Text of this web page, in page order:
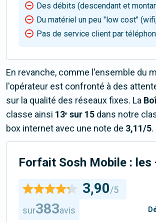
Des débits (descendant et
Du matériel un peu "low cost"
Pas de service client par
En revanche, comme l'ensemble du
l'opérateur est confronté à des
sur la qualité des réseaux fixes. La
classe ainsi 13ᵉ sur 15 dans notre
box internet avec une note de 3,11/5.
Forfait Sosh Mobile : les
3,90/5
sur383avis